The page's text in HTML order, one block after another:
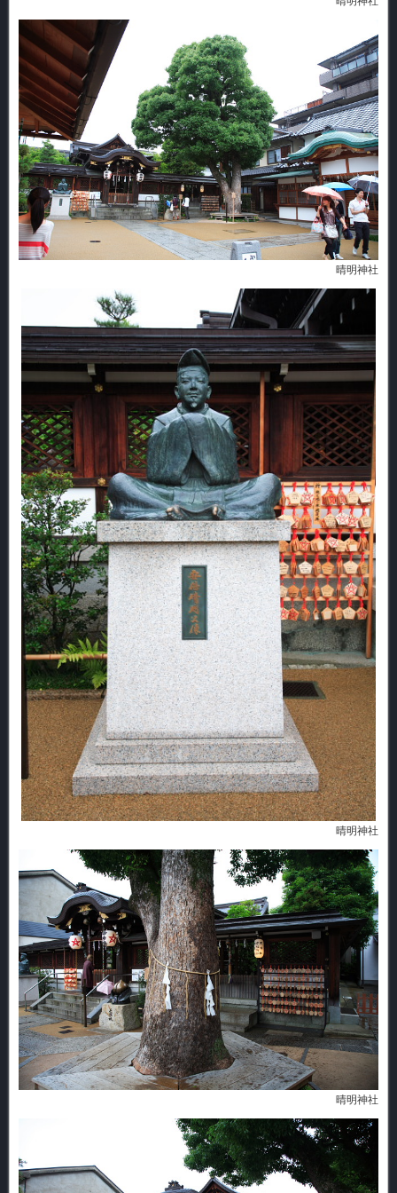
晴明神社
晴明神社
晴明神社